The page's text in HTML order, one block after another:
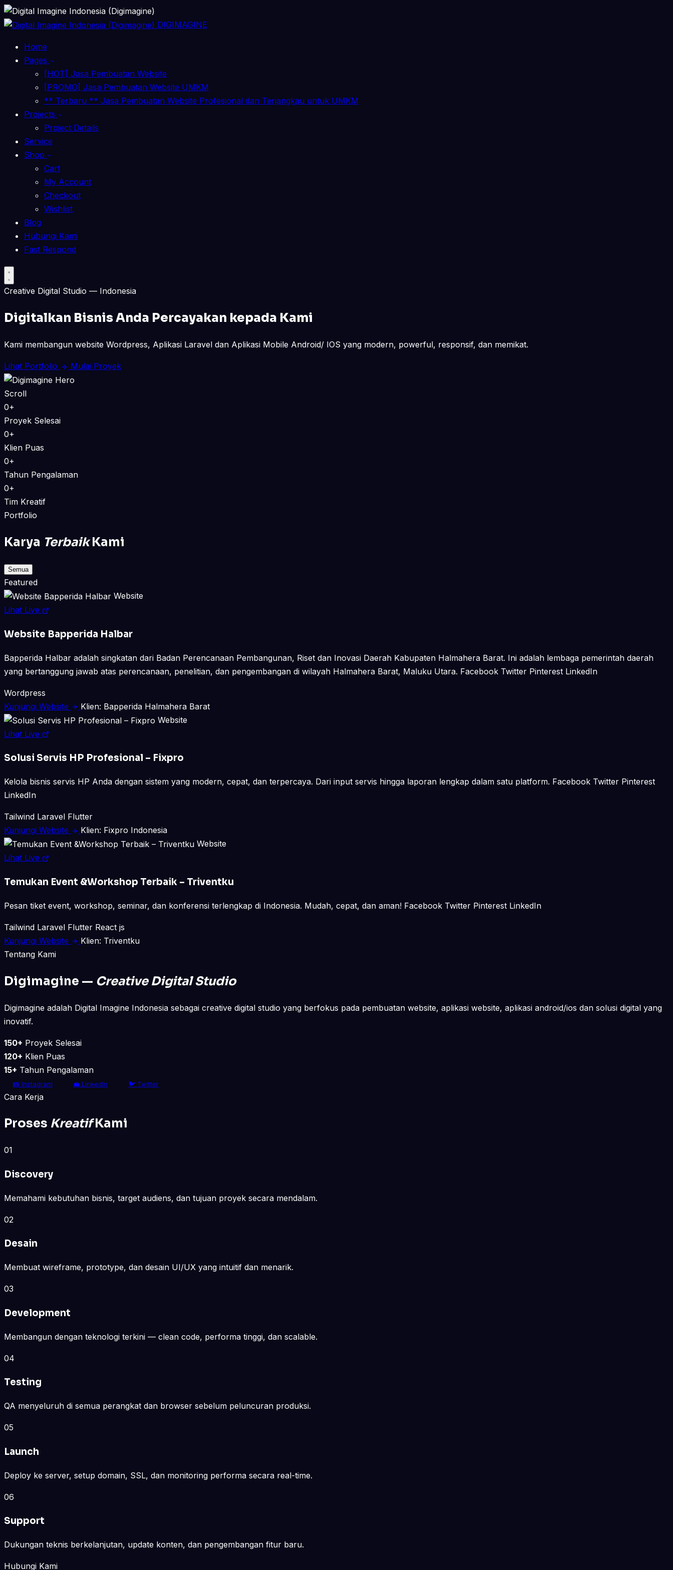
DIGIMAGINE
Home
Pages
[HOT] Jasa Pembuatan Website
[PROMO] Jasa Pembuatan Website UMKM
** Terbaru ** Jasa Pembuatan Website Profesional dan Terjangkau untuk UMKM
Projects
Project Details
Service
Shop
Cart
My Account
Checkout
Wishlist
Blog
Hubungi Kami
Fast Respond
Creative Digital Studio — Indonesia
Digitalkan Bisnis Anda Percayakan kepada Kami
Kami membangun website Wordpress, Aplikasi Laravel dan Aplikasi Mobile Android/ IOS yang modern, powerful, responsif, dan memikat.
Lihat Portfolio Mulai Proyek
Scroll
0+
Proyek Selesai
0+
Klien Puas
0+
Tahun Pengalaman
0+
Tim Kreatif
Portfolio
Karya TerbaikKami
Semua
Featured
Website
Lihat Live
Website Bapperida Halbar
Bapperida Halbar adalah singkatan dari Badan Perencanaan Pembangunan, Riset dan Inovasi Daerah Kabupaten Halmahera Barat. Ini adalah lembaga pemerintah daerah
yang bertanggung jawab atas perencanaan, penelitian, dan pengembangan di wilayah Halmahera Barat, Maluku Utara. Facebook Twitter Pinterest LinkedIn
Wordpress
Kunjungi Website
Klien: Bapperida Halmahera Barat
Website
Lihat Live
Solusi Servis HP Profesional – Fixpro
Kelola bisnis servis HP Anda dengan sistem yang modern, cepat, dan terpercaya. Dari input servis hingga laporan lengkap dalam satu platform. Facebook Twitter Pinterest
LinkedIn
Tailwind Laravel Flutter
Kunjungi Website
Klien: Fixpro Indonesia
Website
Lihat Live
Temukan Event &Workshop Terbaik – Triventku
Pesan tiket event, workshop, seminar, dan konferensi terlengkap di Indonesia. Mudah, cepat, dan aman! Facebook Twitter Pinterest LinkedIn
Tailwind Laravel Flutter React js
Kunjungi Website
Klien: Triventku
Tentang Kami
Digimagine — Creative Digital Studio
Digimagine adalah Digital Imagine Indonesia sebagai creative digital studio yang berfokus pada pembuatan website, aplikasi website, aplikasi android/ios dan solusi digital yang
inovatif.
150+ Proyek Selesai
120+ Klien Puas
15+ Tahun Pengalaman
📸 Instagram 💼 LinkedIn 🐦 Twitter
Cara Kerja
Proses KreatifKami
01
Discovery
Memahami kebutuhan bisnis, target audiens, dan tujuan proyek secara mendalam.
02
Desain
Membuat wireframe, prototype, dan desain UI/UX yang intuitif dan menarik.
03
Development
Membangun dengan teknologi terkini — clean code, performa tinggi, dan scalable.
04
Testing
QA menyeluruh di semua perangkat dan browser sebelum peluncuran produksi.
05
Launch
Deploy ke server, setup domain, SSL, dan monitoring performa secara real-time.
06
Support
Dukungan teknis berkelanjutan, update konten, dan pengembangan fitur baru.
Hubungi Kami